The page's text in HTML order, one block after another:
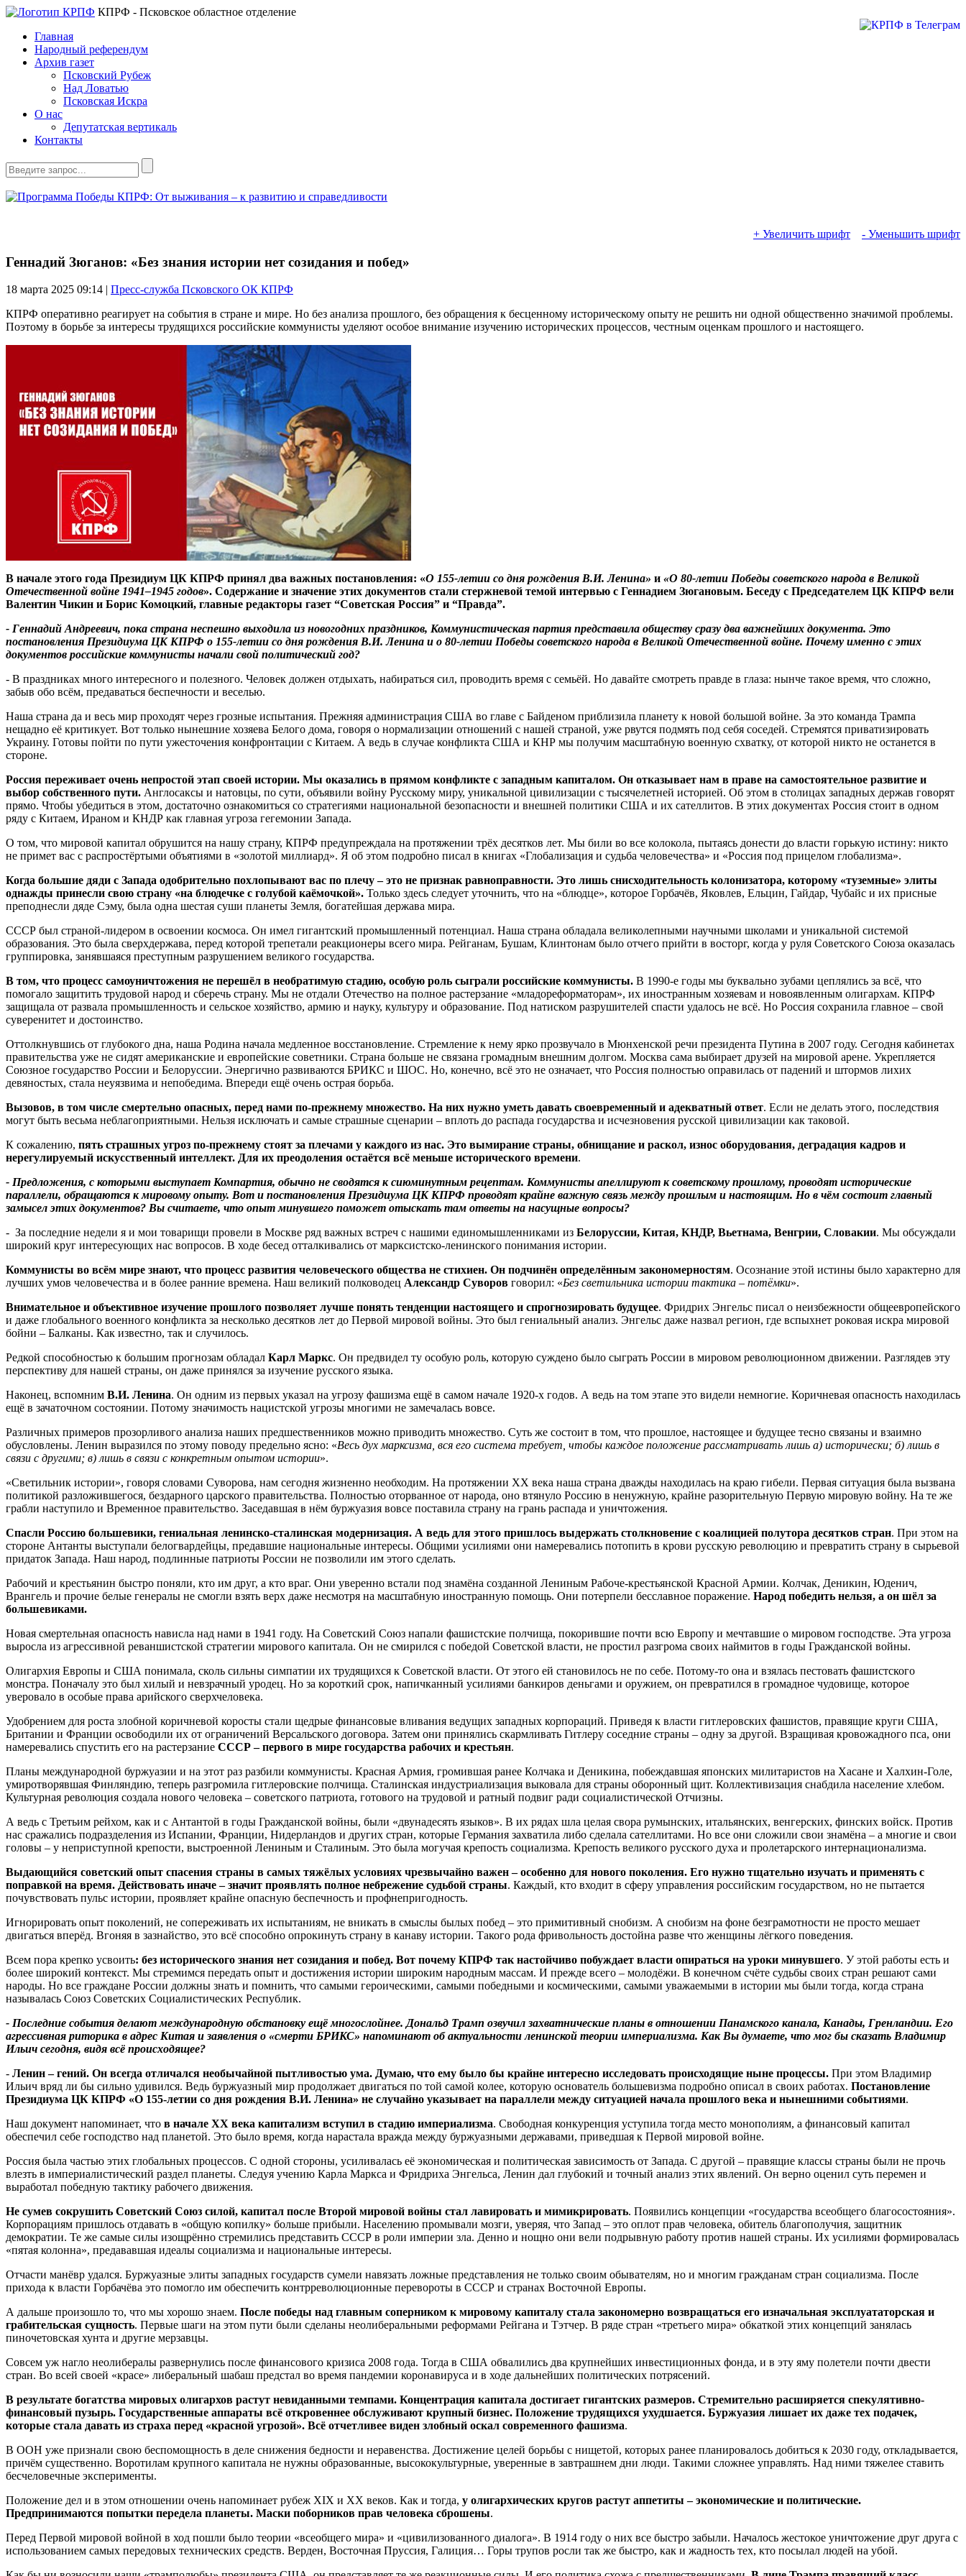
КПРФ - Псковское областное отделение
Главная
Народный референдум
Архив газет
Псковский Рубеж
Над Ловатью
Псковская Искра
О нас
Депутатская вертикаль
Контакты
+ Увеличить шрифт - Уменьшить шрифт
Геннадий Зюганов: «Без знания истории нет созидания и побед»
18 марта 2025 09:14 | Пресс-служба Псковского ОК КПРФ
КПРФ оперативно реагирует на события в стране и мире. Но без анализа прошлого, без обращения к бесценному историческому опыту не решить ни одной общественно значимой проблемы.
Поэтому в борьбе за интересы трудящихся российские коммунисты уделяют особое внимание изучению исторических процессов, честным оценкам прошлого и настоящего.
В начале этого года Президиум ЦК КПРФ принял два важных постановления: «О 155-летии со дня рождения В.И. Ленина» и «О 80-летии Победы советского народа в Великой
Отечественной войне 1941–1945 годов». Содержание и значение этих документов стали стержневой темой интервью с Геннадием Зюгановым. Беседу с Председателем ЦК КПРФ вели
Валентин Чикин и Борис Комоцкий, главные редакторы газет “Советская Россия” и “Правда”.
- Геннадий Андреевич, пока страна неспешно выходила из новогодних праздников, Коммунистическая партия представила обществу сразу два важнейших документа. Это
постановления Президиума ЦК КПРФ о 155-летии со дня рождения В.И. Ленина и о 80-летии Победы советского народа в Великой Отечественной войне. Почему именно с этих
документов российские коммунисты начали свой политический год?
- В праздниках много интересного и полезного. Человек должен отдыхать, набираться сил, проводить время с семьёй. Но давайте смотреть правде в глаза: нынче такое время, что сложно,
забыв обо всём, предаваться беспечности и веселью.
Наша страна да и весь мир проходят через грозные испытания. Прежняя администрация США во главе с Байденом приблизила планету к новой большой войне. За это команда Трампа
нещадно её критикует. Вот только нынешние хозяева Белого дома, говоря о нормализации отношений с нашей страной, уже рвутся подмять под себя соседей. Стремятся приватизировать
Украину. Готовы пойти по пути ужесточения конфронтации с Китаем. А ведь в случае конфликта США и КНР мы получим масштабную военную схватку, от которой никто не останется в
стороне.
Россия переживает очень непростой этап своей истории. Мы оказались в прямом конфликте с западным капиталом. Он отказывает нам в праве на самостоятельное развитие и
выбор собственного пути. Англосаксы и натовцы, по сути, объявили войну Русскому миру, уникальной цивилизации с тысячелетней историей. Об этом в столицах западных держав говорят
прямо. Чтобы убедиться в этом, достаточно ознакомиться со стратегиями национальной безопасности и внешней политики США и их сателлитов. В этих документах Россия стоит в одном
ряду с Китаем, Ираном и КНДР как главная угроза гегемонии Запада.
О том, что мировой капитал обрушится на нашу страну, КПРФ предупреждала на протяжении трёх десятков лет. Мы били во все колокола, пытаясь донести до власти горькую истину: никто
не примет вас с распростёртыми объятиями в «золотой миллиард». Я об этом подробно писал в книгах «Глобализация и судьба человечества» и «Россия под прицелом глобализма».
Когда большие дяди с Запада одобрительно похлопывают вас по плечу – это не признак равноправности. Это лишь снисходительность колонизатора, которому «туземные» элиты
однажды принесли свою страну «на блюдечке с голубой каёмочкой». Только здесь следует уточнить, что на «блюдце», которое Горбачёв, Яковлев, Ельцин, Гайдар, Чубайс и их присные
преподнесли дяде Сэму, была одна шестая суши планеты Земля, богатейшая держава мира.
СССР был страной-лидером в освоении космоса. Он имел гигантский промышленный потенциал. Наша страна обладала великолепными научными школами и уникальной системой
образования. Это была сверхдержава, перед которой трепетали реакционеры всего мира. Рейганам, Бушам, Клинтонам было отчего прийти в восторг, когда у руля Советского Союза оказалась
группировка, занявшаяся преступным разрушением великого государства.
В том, что процесс самоуничтожения не перешёл в необратимую стадию, особую роль сыграли российские коммунисты. В 1990-е годы мы буквально зубами цеплялись за всё, что
помогало защитить трудовой народ и сберечь страну. Мы не отдали Отечество на полное растерзание «младореформаторам», их иностранным хозяевам и новоявленным олигархам. КПРФ
защищала от развала промышленность и сельское хозяйство, армию и науку, культуру и образование. Под натиском разрушителей спасти удалось не всё. Но Россия сохранила главное – свой
суверенитет и достоинство.
Оттолкнувшись от глубокого дна, наша Родина начала медленное восстановление. Стремление к нему ярко прозвучало в Мюнхенской речи президента Путина в 2007 году. Сегодня кабинетах
правительства уже не сидят американские и европейские советники. Страна больше не связана громадным внешним долгом. Москва сама выбирает друзей на мировой арене. Укрепляется
Союзное государство России и Белоруссии. Энергично развиваются БРИКС и ШОС. Но, конечно, всё это не означает, что Россия полностью оправилась от падений и штормов лихих
девяностых, стала неуязвима и непобедима. Впереди ещё очень острая борьба.
Вызовов, в том числе смертельно опасных, перед нами по-прежнему множество. На них нужно уметь давать своевременный и адекватный ответ. Если не делать этого, последствия
могут быть весьма неблагоприятными. Нельзя исключать и самые страшные сценарии – вплоть до распада государства и исчезновения русской цивилизации как таковой.
К сожалению, пять страшных угроз по-прежнему стоят за плечами у каждого из нас. Это вымирание страны, обнищание и раскол, износ оборудования, деградация кадров и
нерегулируемый искусственный интеллект. Для их преодоления остаётся всё меньше исторического времени.
- Предложения, с которыми выступает Компартия, обычно не сводятся к сиюминутным рецептам. Коммунисты апеллируют к советскому прошлому, проводят исторические
параллели, обращаются к мировому опыту. Вот и постановления Президиума ЦК КПРФ проводят крайне важную связь между прошлым и настоящим. Но в чём состоит главный
замысел этих документов? Вы считаете, что опыт минувшего поможет отыскать там ответы на насущные вопросы?
- За последние недели я и мои товарищи провели в Москве ряд важных встреч с нашими единомышленниками из Белоруссии, Китая, КНДР, Вьетнама, Венгрии, Словакии. Мы обсуждали
широкий круг интересующих нас вопросов. В ходе бесед отталкивались от марксистско-ленинского понимания истории.
Коммунисты во всём мире знают, что процесс развития человеческого общества не стихиен. Он подчинён определённым закономерностям. Осознание этой истины было характерно для
лучших умов человечества и в более ранние времена. Наш великий полководец Александр Суворов говорил: «Без светильника истории тактика – потёмки».
Внимательное и объективное изучение прошлого позволяет лучше понять тенденции настоящего и спрогнозировать будущее. Фридрих Энгельс писал о неизбежности общеевропейского
и даже глобального военного конфликта за несколько десятков лет до Первой мировой войны. Это был гениальный анализ. Энгельс даже назвал регион, где вспыхнет роковая искра мировой
бойни – Балканы. Как известно, так и случилось.
Редкой способностью к большим прогнозам обладал Карл Маркс. Он предвидел ту особую роль, которую суждено было сыграть России в мировом революционном движении. Разглядев эту
перспективу для нашей страны, он даже принялся за изучение русского языка.
Наконец, вспомним В.И. Ленина. Он одним из первых указал на угрозу фашизма ещё в самом начале 1920-х годов. А ведь на том этапе это видели немногие. Коричневая опасность находилась
ещё в зачаточном состоянии. Потому значимость нацистской угрозы многими не замечалась вовсе.
Различных примеров прозорливого анализа наших предшественников можно приводить множество. Суть же состоит в том, что прошлое, настоящее и будущее тесно связаны и взаимно
обусловлены. Ленин выразился по этому поводу предельно ясно: «Весь дух марксизма, вся его система требует, чтобы каждое положение рассматривать лишь а) исторически; б) лишь в
связи с другими; в) лишь в связи с конкретным опытом истории».
«Светильник истории», говоря словами Суворова, нам сегодня жизненно необходим. На протяжении XX века наша страна дважды находилась на краю гибели. Первая ситуация была вызвана
политикой разложившегося, бездарного царского правительства. Полностью оторванное от народа, оно втянуло Россию в ненужную, крайне разорительную Первую мировую войну. На те же
грабли наступило и Временное правительство. Заседавшая в нём буржуазия вовсе поставила страну на грань распада и уничтожения.
Спасли Россию большевики, гениальная ленинско-сталинская модернизация. А ведь для этого пришлось выдержать столкновение с коалицией полутора десятков стран. При этом на
стороне Антанты выступали белогвардейцы, предавшие национальные интересы. Общими усилиями они намеревались потопить в крови русскую революцию и превратить страну в сырьевой
придаток Запада. Наш народ, подлинные патриоты России не позволили им этого сделать.
Рабочий и крестьянин быстро поняли, кто им друг, а кто враг. Они уверенно встали под знамёна созданной Лениным Рабоче-крестьянской Красной Армии. Колчак, Деникин, Юденич,
Врангель и прочие белые генералы не смогли взять верх даже несмотря на масштабную иностранную помощь. Они потерпели бесславное поражение. Народ победить нельзя, а он шёл за
большевиками.
Новая смертельная опасность нависла над нами в 1941 году. На Советский Союз напали фашистские полчища, покорившие почти всю Европу и мечтавшие о мировом господстве. Эта угроза
выросла из агрессивной реваншистской стратегии мирового капитала. Он не смирился с победой Советской власти, не простил разгрома своих наймитов в годы Гражданской войны.
Олигархия Европы и США понимала, сколь сильны симпатии их трудящихся к Советской власти. От этого ей становилось не по себе. Потому-то она и взялась пестовать фашистского
монстра. Поначалу это был хилый и невзрачный уродец. Но за короткий срок, напичканный усилиями банкиров деньгами и оружием, он превратился в громадное чудовище, которое
уверовало в особые права арийского сверхчеловека.
Удобрением для роста злобной коричневой коросты стали щедрые финансовые вливания ведущих западных корпораций. Приведя к власти гитлеровских фашистов, правящие круги США,
Британии и Франции освободили их от ограничений Версальского договора. Затем они принялись скармливать Гитлеру соседние страны – одну за другой. Взращивая кровожадного пса, они
намеревались спустить его на растерзание СССР – первого в мире государства рабочих и крестьян.
Планы международной буржуазии и на этот раз разбили коммунисты. Красная Армия, громившая ранее Колчака и Деникина, побеждавшая японских милитаристов на Хасане и Халхин-Голе,
умиротворявшая Финляндию, теперь разгромила гитлеровские полчища. Сталинская индустриализация выковала для страны оборонный щит. Коллективизация снабдила население хлебом.
Культурная революция создала нового человека – советского патриота, готового на трудовой и ратный подвиг ради социалистической Отчизны.
А ведь с Третьим рейхом, как и с Антантой в годы Гражданской войны, были «двунадесять языков». В их рядах шла целая свора румынских, итальянских, венгерских, финских войск. Против
нас сражались подразделения из Испании, Франции, Нидерландов и других стран, которые Германия захватила либо сделала сателлитами. Но все они сложили свои знамёна – а многие и свои
головы – у неприступной крепости, выстроенной Лениным и Сталиным. Это была могучая крепость социализма. Крепость великого русского духа и пролетарского интернационализма.
Выдающийся советский опыт спасения страны в самых тяжёлых условиях чрезвычайно важен – особенно для нового поколения. Его нужно тщательно изучать и применять с
поправкой на время. Действовать иначе – значит проявлять полное небрежение судьбой страны. Каждый, кто входит в сферу управления российским государством, но не пытается
почувствовать пульс истории, проявляет крайне опасную беспечность и профнепригодность.
Игнорировать опыт поколений, не сопереживать их испытаниям, не вникать в смыслы былых побед – это примитивный снобизм. А снобизм на фоне безграмотности не просто мешает
двигаться вперёд. Вгоняя в зазнайство, это всё способно опрокинуть страну в канаву истории. Такого рода фривольность достойна разве что женщины лёгкого поведения.
Всем пора крепко усвоить: без исторического знания нет созидания и побед. Вот почему КПРФ так настойчиво побуждает власти опираться на уроки минувшего. У этой работы есть и
более широкий контекст. Мы стремимся передать опыт и достижения истории широким народным массам. И прежде всего – молодёжи. В конечном счёте судьбы своих стран решают сами
народы. Но все граждане России должны знать и помнить, что самыми героическими, самыми победными и космическими, самыми уважаемыми в истории мы были тогда, когда страна
называлась Союз Советских Социалистических Республик.
- Последние события делают международную обстановку ещё многослойнее. Дональд Трамп озвучил захватнические планы в отношении Панамского канала, Канады, Гренландии. Его
агрессивная риторика в адрес Китая и заявления о «смерти БРИКС» напоминают об актуальности ленинской теории империализма. Как Вы думаете, что мог бы сказать Владимир
Ильич сегодня, видя всё происходящее?
- Ленин – гений. Он всегда отличался необычайной пытливостью ума. Думаю, что ему было бы крайне интересно исследовать происходящие ныне процессы. При этом Владимир
Ильич вряд ли бы сильно удивился. Ведь буржуазный мир продолжает двигаться по той самой колее, которую основатель большевизма подробно описал в своих работах. Постановление
Президиума ЦК КПРФ «О 155-летии со дня рождения В.И. Ленина» не случайно указывает на параллели между ситуацией начала прошлого века и нынешними событиями.
Наш документ напоминает, что в начале XX века капитализм вступил в стадию империализма. Свободная конкуренция уступила тогда место монополиям, а финансовый капитал
обеспечил себе господство над планетой. Это было время, когда нарастала вражда между буржуазными державами, приведшая к Первой мировой войне.
Россия была частью этих глобальных процессов. С одной стороны, усиливалась её экономическая и политическая зависимость от Запада. С другой – правящие классы страны были не прочь
влезть в империалистический раздел планеты. Следуя учению Карла Маркса и Фридриха Энгельса, Ленин дал глубокий и точный анализ этих явлений. Он верно оценил суть перемен и
выработал победную тактику рабочего движения.
Не сумев сокрушить Советский Союз силой, капитал после Второй мировой войны стал лавировать и мимикрировать. Появились концепции «государства всеобщего благосостояния».
Корпорациям пришлось отдавать в «общую копилку» больше прибыли. Населению промывали мозги, уверяя, что Запад – это оплот прав человека, обитель благополучия, защитник
демократии. Те же самые силы изощрённо стремились представить СССР в роли империи зла. Денно и нощно они вели подрывную работу против нашей страны. Их усилиями формировалась
«пятая колонна», предававшая идеалы социализма и национальные интересы.
Отчасти манёвр удался. Буржуазные элиты западных государств сумели навязать ложные представления не только своим обывателям, но и многим гражданам стран социализма. После
прихода к власти Горбачёва это помогло им обеспечить контрреволюционные перевороты в СССР и странах Восточной Европы.
А дальше произошло то, что мы хорошо знаем. После победы над главным соперником к мировому капиталу стала закономерно возвращаться его изначальная эксплуататорская и
грабительская сущность. Первые шаги на этом пути были сделаны неолиберальными реформами Рейгана и Тэтчер. В ряде стран «третьего мира» обкаткой этих концепций занялась
пиночетовская хунта и другие мерзавцы.
Совсем уж нагло неолибералы развернулись после финансового кризиса 2008 года. Тогда в США обвалились два крупнейших инвестиционных фонда, и в эту яму полетели почти двести
стран. Во всей своей «красе» либеральный шабаш предстал во время пандемии коронавируса и в ходе дальнейших политических потрясений.
В результате богатства мировых олигархов растут невиданными темпами. Концентрация капитала достигает гигантских размеров. Стремительно расширяется спекулятивно-
финансовый пузырь. Государственные аппараты всё откровеннее обслуживают крупный бизнес. Положение трудящихся ухудшается. Буржуазия лишает их даже тех подачек,
которые стала давать из страха перед «красной угрозой». Всё отчетливее виден злобный оскал современного фашизма.
В ООН уже признали свою беспомощность в деле снижения бедности и неравенства. Достижение целей борьбы с нищетой, которых ранее планировалось добиться к 2030 году, откладывается,
причём существенно. Воротилам крупного капитала не нужны образованные, высококультурные, уверенные в завтрашнем дни люди. Такими сложнее управлять. Над ними тяжелее ставить
бесчеловечные эксперименты.
Положение дел и в этом отношении очень напоминает рубеж XIX и XX веков. Как и тогда, у олигархических кругов растут аппетиты – экономические и политические.
Предпринимаются попытки передела планеты. Маски поборников прав человека сброшены.
Перед Первой мировой войной в ход пошли было теории «всеобщего мира» и «цивилизованного диалога». В 1914 году о них все быстро забыли. Началось жестокое уничтожение друг друга с
использованием самых передовых технических средств. Верден, Восточная Пруссия, Галиция… Горы трупов росли так же быстро, как и жадность тех, кто посылал людей на убой.